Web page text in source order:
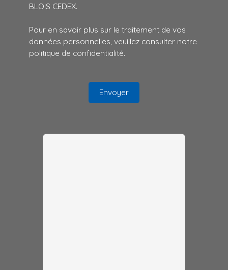
BLOIS CEDEX.
Pour en savoir plus sur le traitement de vos
données personnelles, veuillez consulter notre
politique de confidentialité.
Envoyer